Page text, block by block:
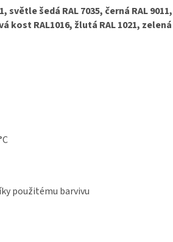
světle šedá RAL 7035, černá RAL
kost RAL1016, žlutá RAL 1021, zelená
použitému barvivu